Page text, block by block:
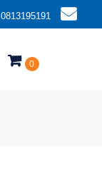
0813195191
0